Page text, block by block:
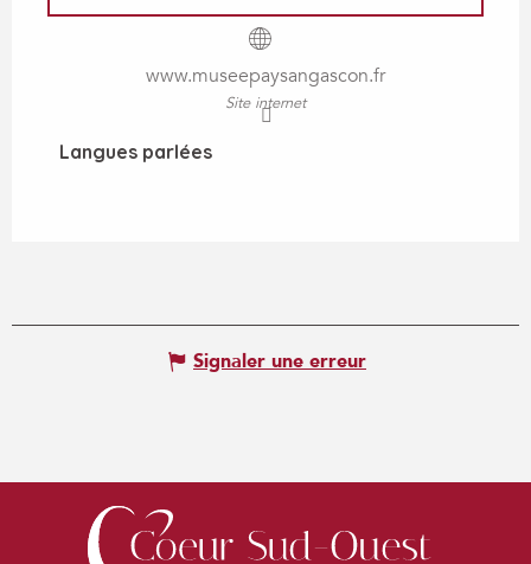
www.museepaysangascon.fr
Site internet
Langues parlées
Langues parlées
Signaler une erreur